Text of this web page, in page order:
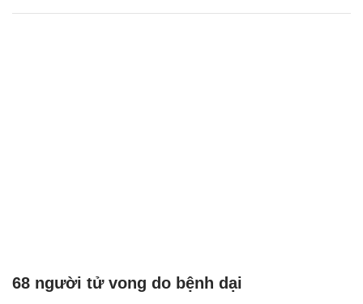
68 người tử vong do bệnh dại